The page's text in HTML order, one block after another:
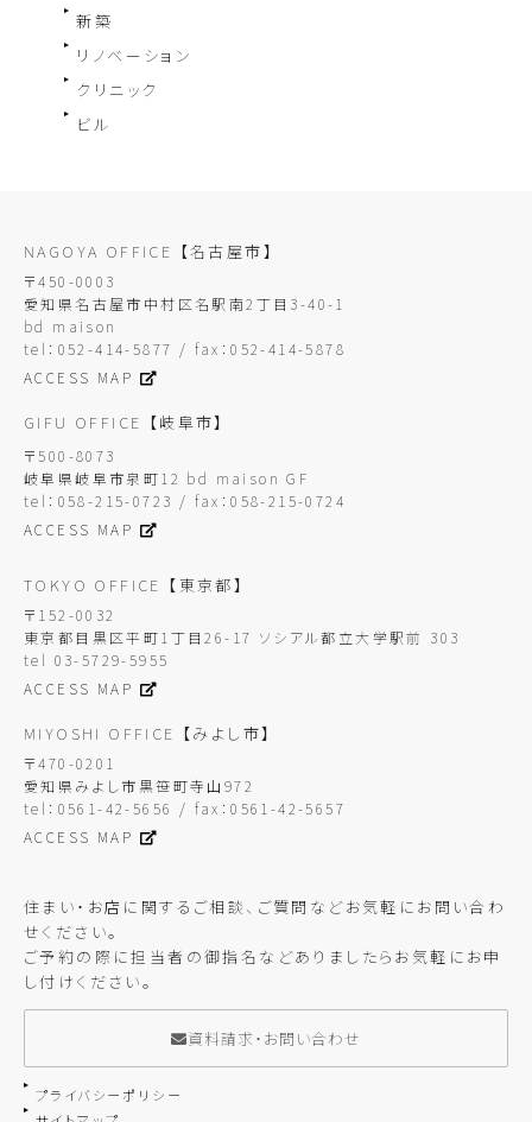
新築
リノベーション
クリニック
ビル
NAGOYA OFFICE 【名古屋市】
〒450-0003
愛知県名古屋市中村区名駅南2丁目3-40-1
bd maison
tel：052-414-5877 / fax：052-414-5878
ACCESS MAP
GIFU OFFICE 【岐阜市】
〒500-8073
岐阜県岐阜市泉町12 bd maison GF
tel：058-215-0723 / fax：058-215-0724
ACCESS MAP
TOKYO OFFICE 【東京都】
〒152-0032
東京都目黒区平町1丁目26-17 ソシアル都立大学駅前 303
tel 03-5729-5955
ACCESS MAP
MIYOSHI OFFICE 【みよし市】
〒470-0201
愛知県みよし市黒笹町寺山972
tel：0561-42-5656 / fax：0561-42-5657
ACCESS MAP
住まい・お店に関するご相談、ご質問などお気軽にお問い合わ
せください。
ご予約の際に担当者の御指名などありましたらお気軽にお申
し付けください。
資料請求・お問い合わせ
プライバシーポリシー